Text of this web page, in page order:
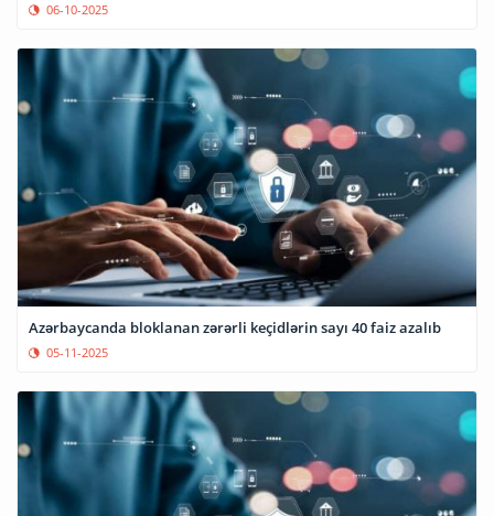
06-10-2025
Azərbaycanda bloklanan zərərli keçidlərin sayı 40 faiz azalıb
05-11-2025